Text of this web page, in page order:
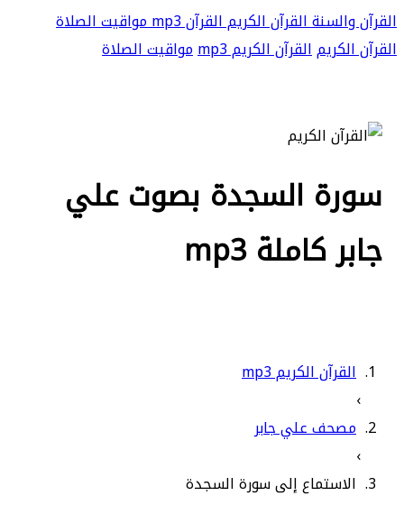
القرآن والسنةالقرآن الكريمالقرآن mp3
مواقيت الصلاة
القرآن الكريمالقرآن الكريم mp3 مواقيت الصلاة
سورة السجدة بصوت علي
جابر كاملة mp3
القرآن الكريم mp3
›
مصحف علي جابر
›
الاستماع إلى سورة السجدة